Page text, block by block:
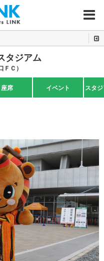
MENU
タジアム
ＦＣ）
座席 イベント スタ